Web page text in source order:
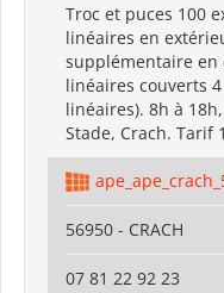
Troc et puces 100
linéaires en
supplémentaire en
linéaires couverts
linéaires). 8h à
Stade, Crach. Tarif
56950 - CRACH
07 81 22 92 23